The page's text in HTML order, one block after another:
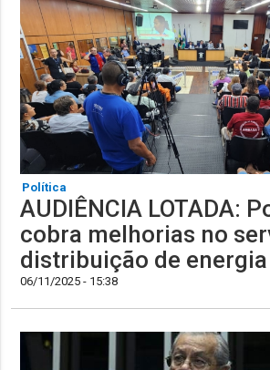
Política
AUDIÊNCIA LOTADA:
cobra melhorias no
distribuição de
06/11/2025 - 15:38